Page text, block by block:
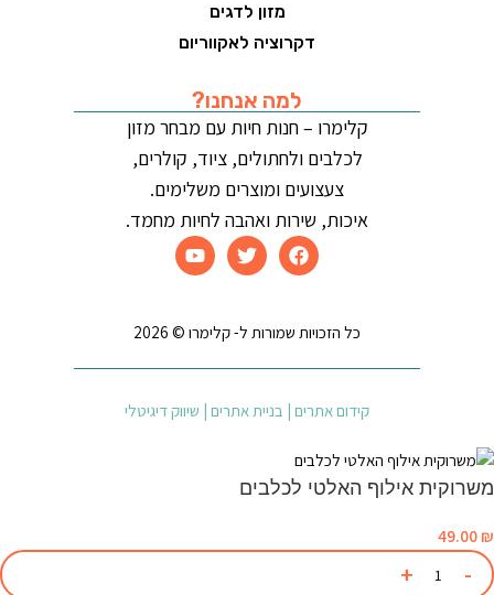
מזון לדגים
דקרוציה לאקווריום
למה אנחנו?
קלימרו – חנות חיות עם מבחר מזון
לכלבים ולחתולים, ציוד, קולרים,
צעצועים ומוצרים משלימים.
איכות, שירות ואהבה לחיות מחמד.
כל הזכויות שמורות ל- קלימרו © 2026
קידום אתרים | בניית אתרים | שיווק דיגיטלי
משרוקית אילוף האלטי לכלבים
49.00 ₪